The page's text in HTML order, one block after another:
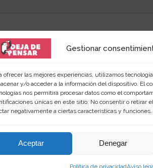
Gestionar
ofrecer las mejores experiencias, utilizamos
y/o acceder a la información del dispositivo. El
nos permitirá procesar datos como el
únicas en este sitio. No consentir o retirar
negativamente a ciertas características y funciones.
Aceptar Denegar
Política de privacidadAviso
amante de las palabras y de
endejadepensar.com. Me